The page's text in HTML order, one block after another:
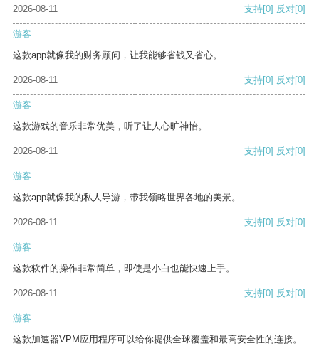
2026-08-11
支持[0] 反对[0]
游客
这款app就像我的财务顾问，让我能够省钱又省心。
2026-08-11 支持[0] 反对[0]
游客
这款游戏的音乐非常优美，听了让人心旷神怡。
2026-08-11 支持[0] 反对[0]
游客
这款app就像我的私人导游，带我领略世界各地的美景。
2026-08-11 支持[0] 反对[0]
游客
这款软件的操作非常简单，即使是小白也能快速上手。
2026-08-11 支持[0] 反对[0]
游客
这款加速器VPM应用程序可以给你提供全球覆盖和最高安全性的连接。